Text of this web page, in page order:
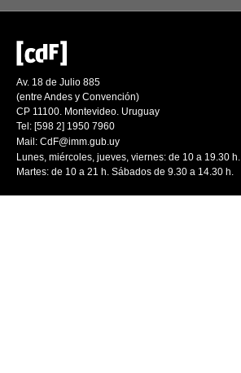
Av. 18 de Julio 885
(entre Andes y Convención)
CP 11100. Montevideo. Uruguay
Tel: [598 2] 1950 7960
Mail: CdF@imm.gub.uy
Lunes, miércoles, jueves, viernes: de 10 a 19.30 h.
Martes: de 10 a 21 h. Sábados de 9.30 a 14.30 h.